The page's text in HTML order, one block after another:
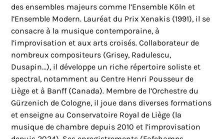
des ensembles majeurs comme l’Ensemble Köln et
l’Ensemble Modern. Lauréat du Prix Xenakis (1991), il se
consacre à la musique contemporaine, à
l’improvisation et aux arts croisés. Collaborateur de
nombreux compositeurs (Grisey, Radulescu,
Dusapin...), il développe un riche répertoire soliste et
spectral, notamment au Centre Henri Pousseur de
Liège et à Banff (Canada). Membre de l’Orchestre du
Gürzenich de Cologne, il joue dans diverses formations
et enseigne au Conservatoire Royal de Liège (la
musique de chambre depuis 2010 et l’improvisation